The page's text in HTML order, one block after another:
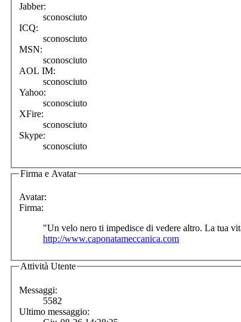
Jabber:
sconosciuto
ICQ:
sconosciuto
MSN:
sconosciuto
AOL IM:
sconosciuto
Yahoo:
sconosciuto
XFire:
sconosciuto
Skype:
sconosciuto
Firma e Avatar
Avatar:
Firma:
"Un velo nero ti impedisce di vedere altro. La tua
http://www.caponatameccanica.com
Attività Utente
Messaggi:
5582
Ultimo messaggio: